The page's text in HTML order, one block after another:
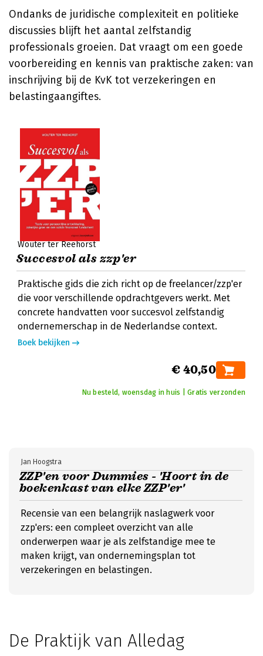
Ondanks de juridische complexiteit en politieke
discussies blijft het aantal zelfstandig
professionals groeien. Dat vraagt om een goede
voorbereiding en kennis van praktische zaken: van
inschrijving bij de KvK tot verzekeringen en
belastingaangiftes.
Wouter ter Reehorst
Succesvol als zzp'er
Praktische gids die zich richt op de freelancer/zzp'er
die voor verschillende opdrachtgevers werkt. Met
concrete handvatten voor succesvol zelfstandig
ondernemerschap in de Nederlandse context.
Boek bekijken
€ 40,50
Nu besteld, woensdag in huis | Gratis verzonden
ZZP'en voor Dummies - 'Hoort in de
boekenkast van elke ZZP'er'
Jan Hoogstra
Recensie van een belangrijk naslagwerk voor
zzp'ers: een compleet overzicht van alle
onderwerpen waar je als zelfstandige mee te
maken krijgt, van ondernemingsplan tot
verzekeringen en belastingen.
De Praktijk van Alledag